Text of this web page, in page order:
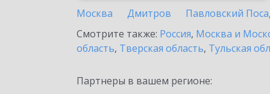
Москва
Дмитров Павловский
Смотрите также: Россия, Москва и
область, Тверская область, Тульская
Партнеры в вашем регионе: